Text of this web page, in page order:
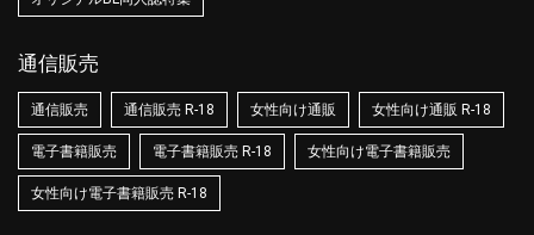
通信販売
通信販売 通信販売 R-18 女性向け通販 女性向け通販 R-18
電子書籍販売 電子書籍販売 R-18 女性向け電子書籍販売
女性向け電子書籍販売 R-18